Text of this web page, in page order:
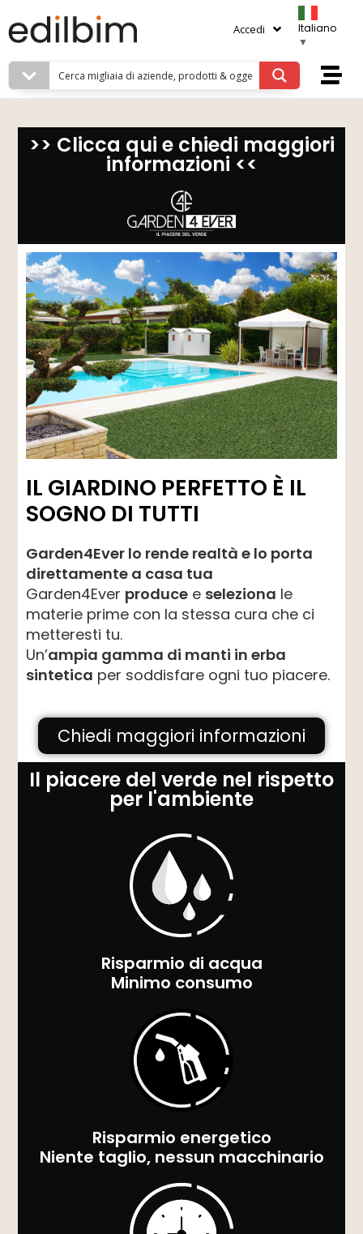
Accedi
Italiano
▼
>> Clicca qui e chiedi maggiori
informazioni <<
IL GIARDINO PERFETTO È IL
SOGNO DI TUTTI
Garden4Ever lo rende realtà e lo porta
direttamente a casa tua
Garden4Ever produce e seleziona le
materie prime con la stessa cura che ci
metteresti tu.
Un’ampia gamma di manti in erba
sintetica per soddisfare ogni tuo piacere.
Chiedi maggiori informazioni
Il piacere del verde nel rispetto
per l'ambiente
Risparmio di acqua
Minimo consumo
Risparmio energetico
Niente taglio, nessun macchinario